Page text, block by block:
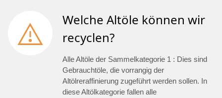
Welche Altöle können wir
recyclen?
Alle Altöle der Sammelkategorie 1 : Dies sind
Gebrauchtöle, die vorrangig der
Altölreraffinierung zugeführt werden sollen. In
diese Altölkategorie fallen alle